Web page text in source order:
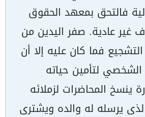
فالتحق بمعهد الحقوق
عادية. صفر اليدين من
فما كان عليه إلا أن
لتأمين حياته
ينسخ المحاضرات لزملائه
يرسله له والده ويشترى